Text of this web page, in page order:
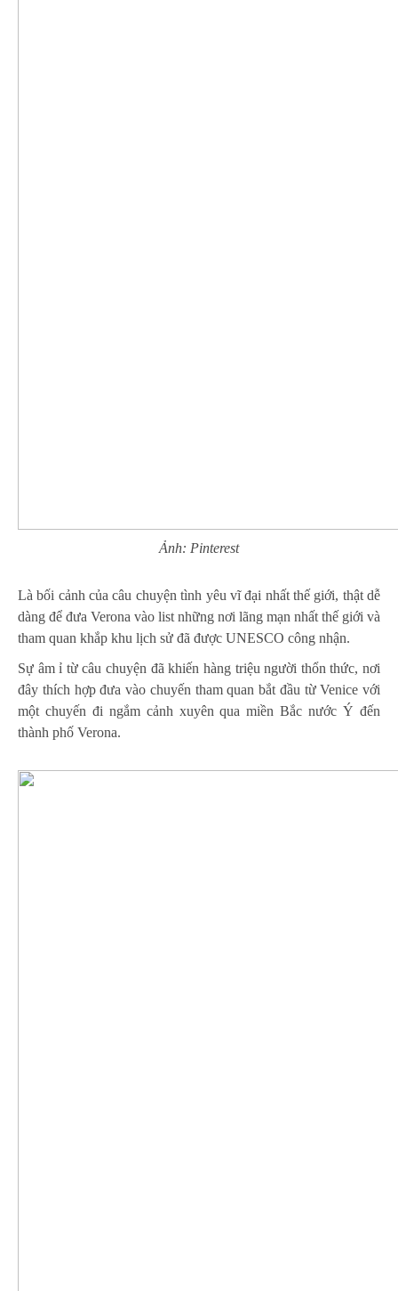
Ảnh: Pinterest
Là bối cảnh của câu chuyện tình yêu vĩ đại nhất thế giới, thật dễ
dàng để đưa Verona vào list những nơi lãng mạn nhất thế giới và
tham quan khắp khu lịch sử đã được UNESCO công nhận.
Sự âm ỉ từ câu chuyện đã khiến hàng triệu người thổn thức, nơi
đây thích hợp đưa vào chuyến tham quan bắt đầu từ Venice với
một chuyến đi ngắm cảnh xuyên qua miền Bắc nước Ý đến
thành phố Verona.